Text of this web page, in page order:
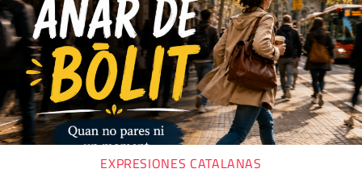
EXPRESIONES CATALANAS